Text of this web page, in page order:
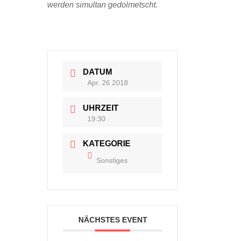
werden simultan gedolmetscht.
DATUM
Apr. 26 2018
UHRZEIT
19:30
KATEGORIE
Sonstiges
NÄCHSTES EVENT